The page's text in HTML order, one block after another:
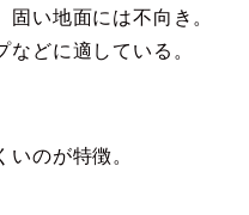
固い地面には不向き。
などに適している。
いのが特徴。